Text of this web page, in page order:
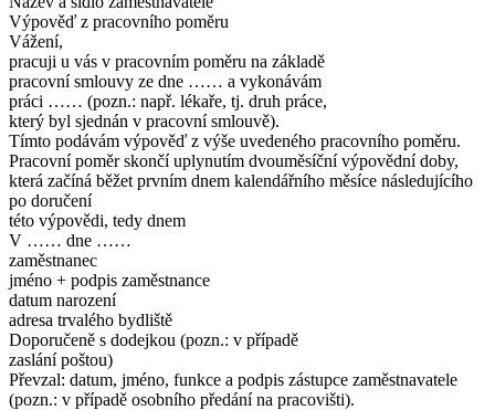
Výpověď z pracovního poměru
Vážení,
pracuji u vás v pracovním poměru na základě
pracovní smlouvy ze dne …… a vykonávám
práci …… (pozn.: např. lékaře, tj. druh práce,
který byl sjednán v pracovní smlouvě).
Tímto podávám výpověď z výše uvedeného pracovního poměru.
Pracovní poměr skončí uplynutím dvouměsíční výpovědní doby,
která začíná běžet prvním dnem kalendářního měsíce následujícího
po doručení
této výpovědi, tedy dnem
V …… dne ……
zaměstnanec
jméno + podpis zaměstnance
datum narození
adresa trvalého bydliště
Doporučeně s dodejkou (pozn.: v případě
zaslání poštou)
Převzal: datum, jméno, funkce a podpis zástupce zaměstnavatele
(pozn.: v případě osobního předání na pracovišti).